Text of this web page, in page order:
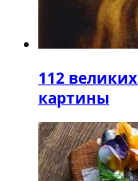
112
картины